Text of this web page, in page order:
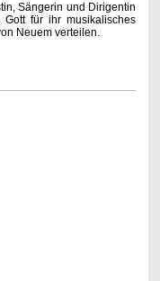
Sängerin und Dirigentin
Gott für ihr musikalisches
Neuem verteilen.